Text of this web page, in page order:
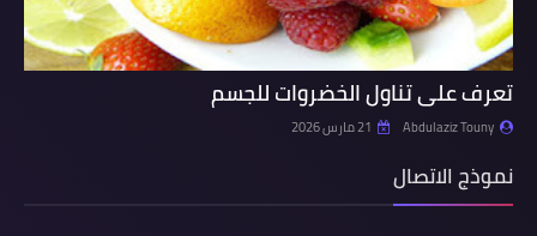
تعرف على تناول الخضروات للجسم
Abdulaziz Touny 21 مارس 2026
نموذج الاتصال